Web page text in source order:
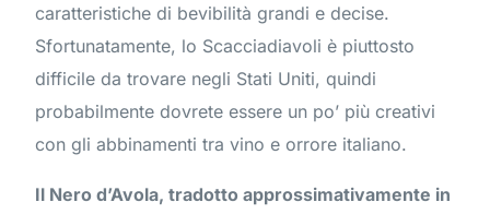
caratteristiche di bevibilità grandi e decise.
Sfortunatamente, lo Scacciadiavoli è piuttosto
difficile da trovare negli Stati Uniti, quindi
probabilmente dovrete essere un po’ più creativi
con gli abbinamenti tra vino e orrore italiano.
Il Nero d’Avola, tradotto approssimativamente in